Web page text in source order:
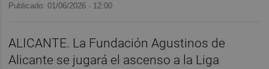
Publicado: 01/06/2026 · 12:00
ALICANTE. La Fundación Agustinos de
Alicante se jugará el ascenso a la Liga